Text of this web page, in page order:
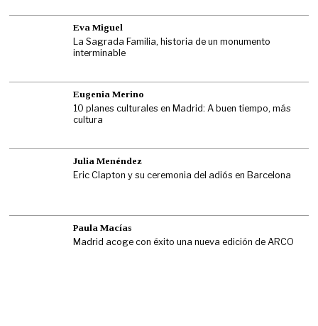
Eva Miguel
La Sagrada Familia, historia de un monumento
interminable
Eugenia Merino
10 planes culturales en Madrid: A buen tiempo, más
cultura
Julia Menéndez
Eric Clapton y su ceremonia del adiós en Barcelona
Paula Macías
Madrid acoge con éxito una nueva edición de ARCO